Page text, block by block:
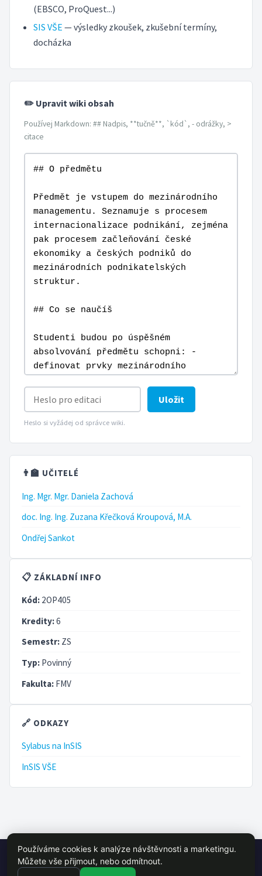
(EBSCO, ProQuest...)
SIS VŠE — výsledky zkoušek, zkušební termíny,
docházka
✏️ Upravit wiki obsah
Používej Markdown: ## Nadpis, **tučně**, `kód`, - odrážky, >
citace
Uložit
Heslo si vyžádej od správce wiki.
👨‍🏫 UČITELÉ
Ing. Mgr. Mgr. Daniela Zachová
doc. Ing. Ing. Zuzana Křečková Kroupová, M.A.
Ondřej Sankot
📋 ZÁKLADNÍ INFO
Kód: 2OP405
Kredity:6
Semestr: ZS
Typ: Povinný
Fakulta: FMV
🔗 ODKAZY
Sylabus na InSIS
InSIS VŠE
© 2026 VŠE Wiki - studentský projekt, není oficálně spojen s VŠE
Používáme cookies k analýze návštěvnosti a marketingu.
Můžete vše přijmout, nebo odmítnout.